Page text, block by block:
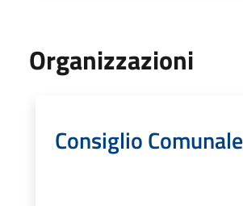
Organizzazioni
Consiglio Comunale